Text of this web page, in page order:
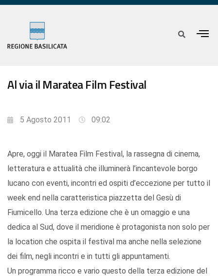
Al via il Maratea Film Festival
5 Agosto 2011 09:02
Apre, oggi il Maratea Film Festival, la rassegna di cinema,
letteratura e attualità che illuminerà l’incantevole borgo
lucano con eventi, incontri ed ospiti d’eccezione per tutto il
week end nella caratteristica piazzetta del Gesù di
Fiumicello. Una terza edizione che è un omaggio e una
dedica al Sud, dove il meridione è protagonista non solo per
la location che ospita il festival ma anche nella selezione
dei film, negli incontri e in tutti gli appuntamenti.
Un programma ricco e vario questo della terza edizione del